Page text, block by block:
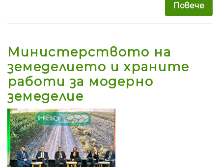
Повече
Министерството на
земеделието и храните
работи за модерно
земеделие